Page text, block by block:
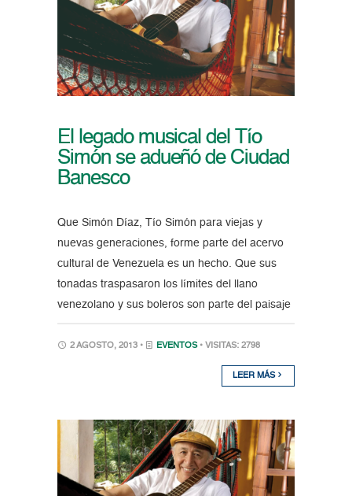
El legado musical del Tío
Simón se adueñó de Ciudad
Banesco
Que Simón Díaz, Tío Simón para viejas y
nuevas generaciones, forme parte del acervo
cultural de Venezuela es un hecho. Que sus
tonadas traspasaron los límites del llano
venezolano y sus boleros son parte del paisaje
2 AGOSTO, 2013 • EVENTOS • VISITAS: 2798
LEER MÁS